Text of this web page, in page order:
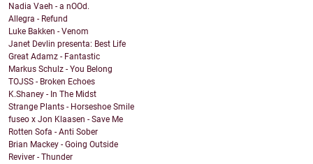
Nadia Vaeh - a nOOd.
Allegra - Refund
Luke Bakken - Venom
Janet Devlin presenta: Best Life
Great Adamz - Fantastic
Markus Schulz - You Belong
TOJSS - Broken Echoes
K.Shaney - In The Midst
Strange Plants - Horseshoe Smile
fuseo x Jon Klaasen - Save Me
Rotten Sofa - Anti Sober
Brian Mackey - Going Outside
Reviver - Thunder